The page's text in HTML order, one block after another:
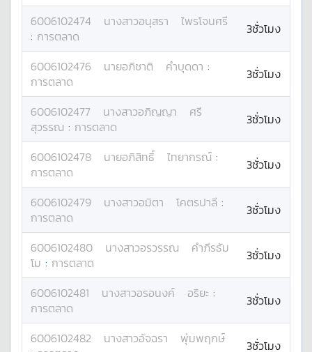
6006102474 นางสาวอนุสรา
ไพรโจนศรี
: การตลาด 3ชั่วโมง
6006102476 นายอภิชาติ คำบุดดา :
การตลาด
3ชั่วโมง
6006102477 นางสาวอภิญญา
ศรี
สุวรรณ : การตลาด 3ชั่วโมง
6006102478 นายอภิสิทธิ์ ไทยากรณ์ :
การตลาด
3ชั่วโมง
6006102479 นางสาวอมิตา โคตรปาลี :
การตลาด
3ชั่วโมง
6006102480 นางสาวอรวรรณ
คำภีรธัม
โม : การตลาด 3ชั่วโมง
6006102481 นางสาวอรอนงค์ อริยะ :
การตลาด
3ชั่วโมง
6006102482 นางสาวอัจฉรา
พุ่มพฤกษ์
3ชั่วโมง